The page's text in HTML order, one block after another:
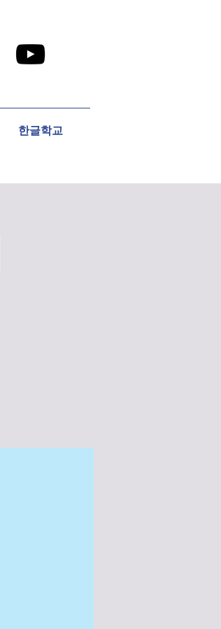
한글학교